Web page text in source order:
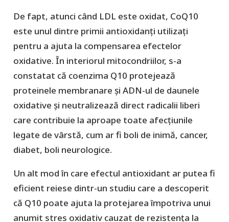
De fapt, atunci când LDL este oxidat, CoQ10
este unul dintre primii antioxidanți utilizați
pentru a ajuta la compensarea efectelor
oxidative. În interiorul mitocondriilor, s-a
constatat că coenzima Q10 protejează
proteinele membranare și ADN-ul de daunele
oxidative și neutralizează direct radicalii liberi
care contribuie la aproape toate afecțiunile
legate de vârstă, cum ar fi boli de inimă, cancer,
diabet, boli neurologice.
Un alt mod în care efectul antioxidant ar putea fi
eficient reiese dintr-un studiu care a descoperit
că Q10 poate ajuta la protejarea împotriva unui
anumit stres oxidativ cauzat de rezistența la